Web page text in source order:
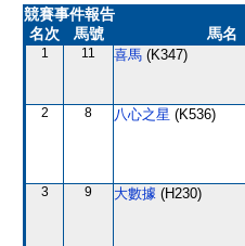
競賽事件報告
名次
馬號 馬名
1 11 喜馬 (K347)
2 8 八心之星 (K536)
3 9 大數據 (H230)